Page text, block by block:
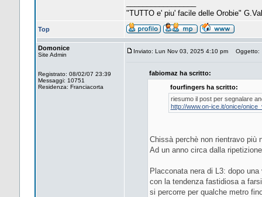
"TUTTO e' piu' facile delle Orobie"
Top
Domonice
Site Admin
Registrato: 08/02/07 23:39
Messaggi: 10751
Residenza: Franciacorta
Inviato: Lun Nov 03, 2025 4:10 pm Oggetto:
fabiomaz ha scritto:
fourfingers ha scritto:
riesumo il post per segnalare
http://www.on-ice.it/onice/
Chissà perchè non rientravo più
Ad un anno circa dalla
Placconata nera di L3: dopo
con la tendenza fastidiosa a
si percorre per qualche metro